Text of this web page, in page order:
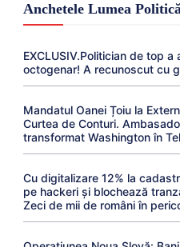
Anchetele Lumea
EXCLUSIV.Politician de top a
octogenar! A recunoscut cu
Mandatul Oanei Țoiu la
Curtea de Conturi.
transformat Washington în
Cu digitalizare 12% la
pe hackeri și blochează
Zeci de mii de români în